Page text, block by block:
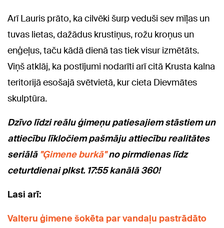
Arī Lauris prāto, ka cilvēki šurp veduši sev mīļas un
tuvas lietas, dažādus krustiņus, rožu kroņus un
enģeļus, taču kādā dienā tas tiek visur izmētāts.
Viņš atklāj, ka postījumi nodarīti arī citā Krusta kalna
teritorijā esošajā svētvietā, kur cieta Dievmātes
skulptūra.
Dzīvo līdzi reālu ģimeņu patiesajiem stāstiem un
attiecību līkločiem pašmāju attiecību realitātes
seriālā "Ģimene burkā"no pirmdienas līdz
ceturtdienai plkst. 17:55 kanālā 360!
Lasi arī:
Valteru ģimene šokēta par vandaļu pastrādāto